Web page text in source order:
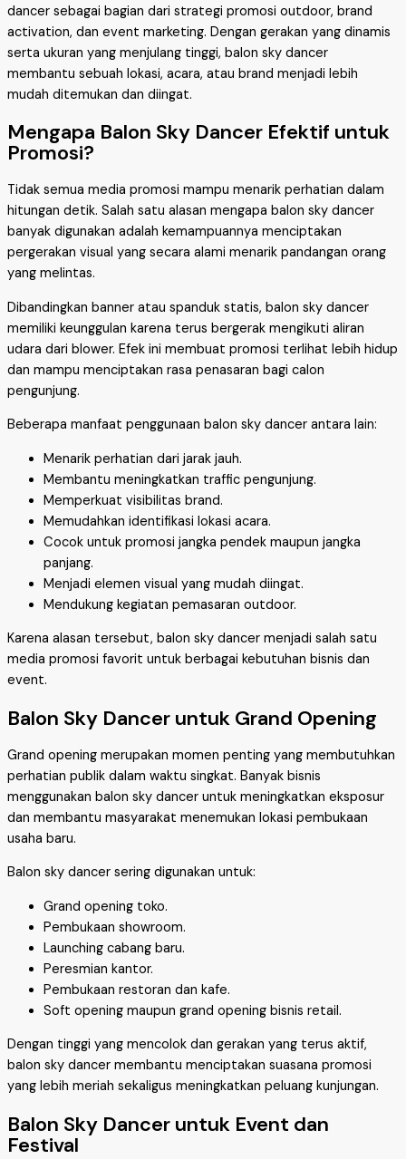
dancer sebagai bagian dari strategi promosi outdoor, brand
activation, dan event marketing. Dengan gerakan yang dinamis
serta ukuran yang menjulang tinggi, balon sky dancer
membantu sebuah lokasi, acara, atau brand menjadi lebih
mudah ditemukan dan diingat.
Mengapa Balon Sky Dancer Efektif untuk
Promosi?
Tidak semua media promosi mampu menarik perhatian dalam
hitungan detik. Salah satu alasan mengapa balon sky dancer
banyak digunakan adalah kemampuannya menciptakan
pergerakan visual yang secara alami menarik pandangan orang
yang melintas.
Dibandingkan banner atau spanduk statis, balon sky dancer
memiliki keunggulan karena terus bergerak mengikuti aliran
udara dari blower. Efek ini membuat promosi terlihat lebih hidup
dan mampu menciptakan rasa penasaran bagi calon
pengunjung.
Beberapa manfaat penggunaan balon sky dancer antara lain:
Menarik perhatian dari jarak jauh.
Membantu meningkatkan traffic pengunjung.
Memperkuat visibilitas brand.
Memudahkan identifikasi lokasi acara.
Cocok untuk promosi jangka pendek maupun jangka
panjang.
Menjadi elemen visual yang mudah diingat.
Mendukung kegiatan pemasaran outdoor.
Karena alasan tersebut, balon sky dancer menjadi salah satu
media promosi favorit untuk berbagai kebutuhan bisnis dan
event.
Balon Sky Dancer untuk Grand Opening
Grand opening merupakan momen penting yang membutuhkan
perhatian publik dalam waktu singkat. Banyak bisnis
menggunakan balon sky dancer untuk meningkatkan eksposur
dan membantu masyarakat menemukan lokasi pembukaan
usaha baru.
Balon sky dancer sering digunakan untuk:
Grand opening toko.
Pembukaan showroom.
Launching cabang baru.
Peresmian kantor.
Pembukaan restoran dan kafe.
Soft opening maupun grand opening bisnis retail.
Dengan tinggi yang mencolok dan gerakan yang terus aktif,
balon sky dancer membantu menciptakan suasana promosi
yang lebih meriah sekaligus meningkatkan peluang kunjungan.
Balon Sky Dancer untuk Event dan
Festival